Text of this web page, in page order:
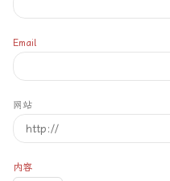
Email
网站
内容